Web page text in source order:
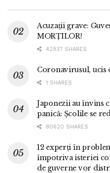
Acuzații grave:
MORȚILOR!
42937 SHARES
Coronavirusul, ucis
1 SHARES
Japonezii au învins
panică: Școlile se
80620 SHARES
12 experți în
împotriva isteriei
de guverne vor